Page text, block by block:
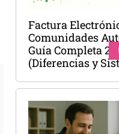
Factura
Comunidades
Guía Completa
(Diferencias y